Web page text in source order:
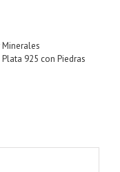
925 con Piedras